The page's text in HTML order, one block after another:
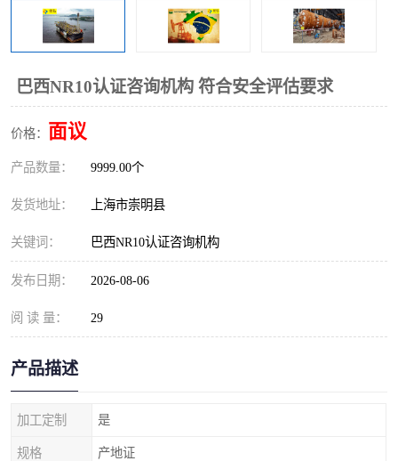
巴西NR10认证咨询机构 符合安全评估要求
价格： 面议
产品数量： 9999.00个
发货地址： 上海市崇明县
关键词： 巴西NR10认证咨询机构
发布日期： 2026-08-06
阅 读 量： 29
产品描述
加工定制 是
规格 产地证